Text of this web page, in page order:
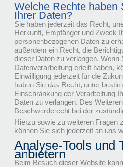
Welche Rechte haben
Ihrer Daten?
Sie haben jederzeit das Recht,
Herkunft, Empfänger und Zweck
personenbezogenen Daten zu
außerdem ein Recht, die
dieser Daten zu verlangen. Wenn
Datenverarbeitung erteilt haben,
Einwilligung jederzeit für die
haben Sie das Recht, unter
Einschränkung der Verarbeitung
Daten zu verlangen. Des
Beschwerderecht bei der
Hierzu sowie zu weiteren Fragen
können Sie sich jederzeit an uns
Analyse-Tools und
anbietern
Beim Besuch dieser Website